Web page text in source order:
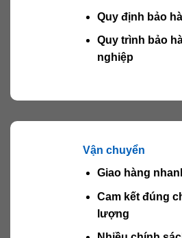
Quy định bảo
Quy trình bảo
nghiệp
Vận chuyển
Giao hàng
Cam kết đúng
lượng